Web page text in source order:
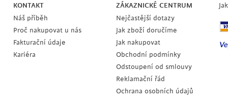
KONTAKT
Náš příběh
Proč nakupovat u nás
Fakturační údaje
Kariéra
ZÁKAZNICKÉ CENTRUM
Nejčastější dotazy
Jak zboží doručíme
Jak nakupovat
Obchodní podmínky
Odstoupení od smlouvy
Reklamační řád
Ochrana osobních údajů